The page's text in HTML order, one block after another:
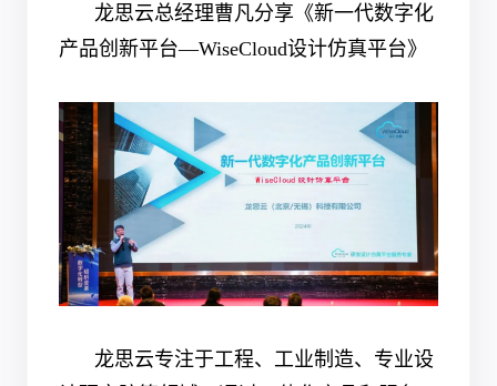
龙思云总经理曹凡分享《新一代数字化
产品创新平台—WiseCloud设计仿真平台》
龙思云专注于工程、工业制造、专业设